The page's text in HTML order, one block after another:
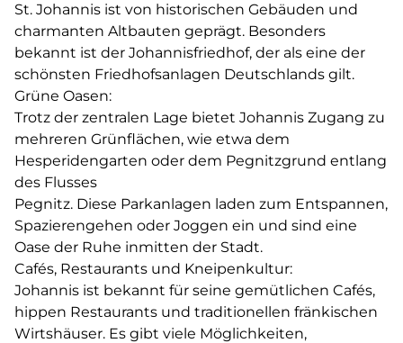
St. Johannis ist von historischen Gebäuden und
charmanten Altbauten geprägt. Besonders
bekannt ist der Johannisfriedhof, der als eine der
schönsten Friedhofsanlagen Deutschlands gilt.
Grüne Oasen:
Trotz der zentralen Lage bietet Johannis Zugang zu
mehreren Grünflächen, wie etwa dem
Hesperidengarten oder dem Pegnitzgrund entlang
des Flusses
Pegnitz. Diese Parkanlagen laden zum Entspannen,
Spazierengehen oder Joggen ein und sind eine
Oase der Ruhe inmitten der Stadt.
Cafés, Restaurants und Kneipenkultur:
Johannis ist bekannt für seine gemütlichen Cafés,
hippen Restaurants und traditionellen fränkischen
Wirtshäuser. Es gibt viele Möglichkeiten,